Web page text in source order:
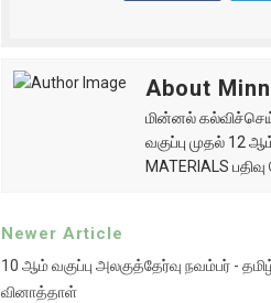
About
மின்னல்
வகுப்பு முதல் 12
MATERIALS
Newer Article
10 ஆம் வகுப்பு அலகுத்தேர்வு நவம்பர் - தமிழ்
வினாத்தாள்